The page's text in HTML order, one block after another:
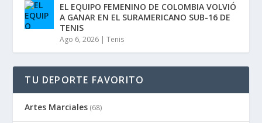
EL EQUIPO FEMENINO DE COLOMBIA VOLVIÓ
A GANAR EN EL SURAMERICANO SUB-16 DE
TENIS
Ago 6, 2026 |Tenis
TU DEPORTE FAVORITO
Artes Marciales (68)